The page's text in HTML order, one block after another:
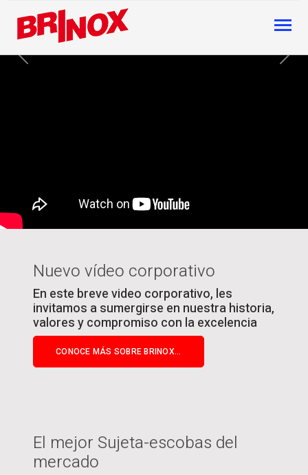
Previous Next
Nuevo vídeo corporativo
En este breve video corporativo, les
invitamos a sumergirse en nuestra historia,
valores y compromiso con la excelencia
CONOCE MÁS SOBRE BRINOX...
El mejor Sujeta-escobas del
mercado